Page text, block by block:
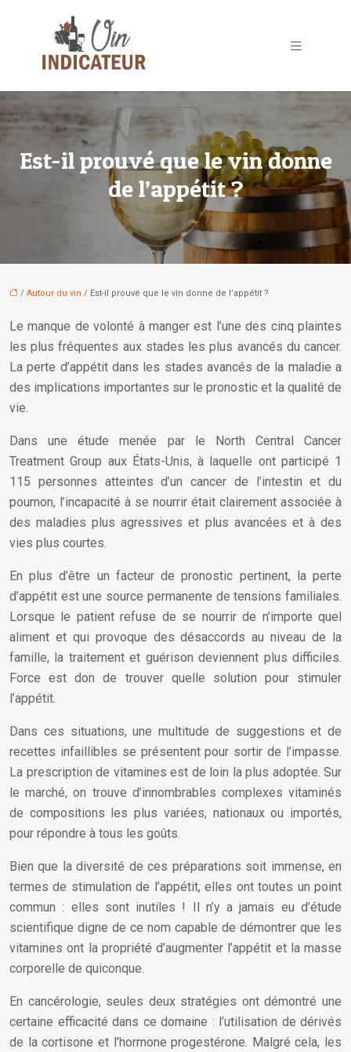
Est-il prouvé que le vin donne
de l’appétit ?
/ Autour du vin / Est-il prouvé que le vin donne de l’appétit ?
Le manque de volonté à manger est l’une des cinq plaintes
les plus fréquentes aux stades les plus avancés du cancer.
La perte d’appétit dans les stades avancés de la maladie a
des implications importantes sur le pronostic et la qualité de
vie.
Dans une étude menée par le North Central Cancer
Treatment Group aux États-Unis, à laquelle ont participé 1
115 personnes atteintes d’un cancer de l’intestin et du
poumon, l’incapacité à se nourrir était clairement associée à
des maladies plus agressives et plus avancées et à des
vies plus courtes.
En plus d’être un facteur de pronostic pertinent, la perte
d’appétit est une source permanente de tensions familiales.
Lorsque le patient refuse de se nourrir de n’importe quel
aliment et qui provoque des désaccords au niveau de la
famille, la traitement et guérison deviennent plus difficiles.
Force est don de trouver quelle solution pour stimuler
l’appétit.
Dans ces situations, une multitude de suggestions et de
recettes infaillibles se présentent pour sortir de l’impasse.
La prescription de vitamines est de loin la plus adoptée. Sur
le marché, on trouve d’innombrables complexes vitaminés
de compositions les plus variées, nationaux ou importés,
pour répondre à tous les goûts.
Bien que la diversité de ces préparations soit immense, en
termes de stimulation de l’appétit, elles ont toutes un point
commun : elles sont inutiles ! Il n’y a jamais eu d’étude
scientifique digne de ce nom capable de démontrer que les
vitamines ont la propriété d’augmenter l’appétit et la masse
corporelle de quiconque.
En cancérologie, seules deux stratégies ont démontré une
certaine efficacité dans ce domaine : l’utilisation de dérivés
de la cortisone et l’hormone progestérone. Malgré cela, les